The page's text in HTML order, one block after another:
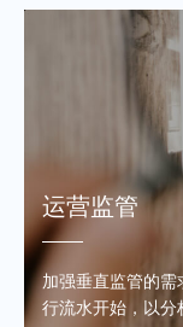
运营监管
加强垂直监管的
行流水开始，以